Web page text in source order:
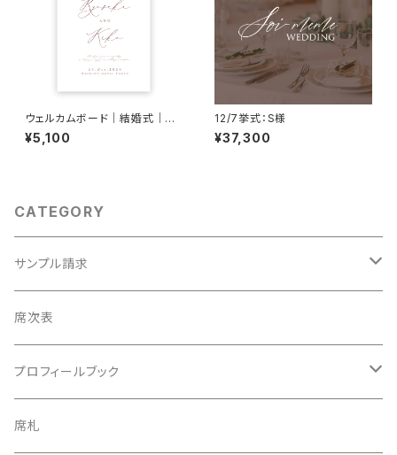
ウェルカムボード｜結婚式｜W
B01
¥5,100
12/7挙式：S様
¥37,300
CATEGORY
サンプル請求
席次表
プロフィールブック
長方形タイプ
席札
席次表
プロフィールブック
長方形タイプ
席札